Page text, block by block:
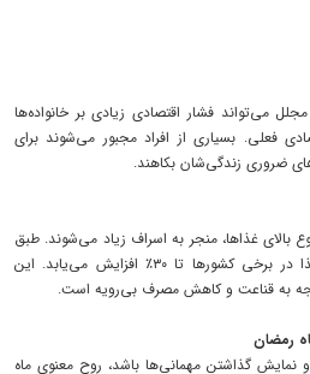
می‌تواند فشار اقتصادی زیادی بر خانواده‌ها
فعلی. بسیاری از افراد مجبور می‌شوند برای
ضروری زندگی‌شان بکاهند.
بالای غذاها، منجر به اسراف زیاد می‌شوند. طبق
آمار، در ماه رمضان میزان دورریز غذا در برخی کشورها تا ۳۰٪ افزایش می‌یابد. این
به قناعت و کاهش مصرف بی‌رویه است.
گذاشتن مهمانی‌ها باشد، روح معنوی ماه